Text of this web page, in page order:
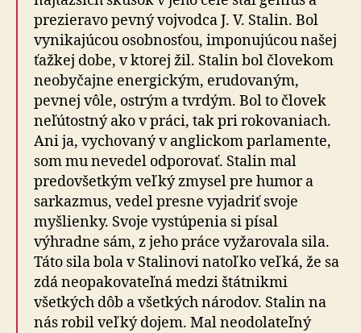
prezieravo pevný vojvodca J. V. Stalin. Bol
vynikajúcou osobnosťou, imponujúcou našej
ťažkej dobe, v ktorej žil. Stalin bol človekom
neobyčajne energickým, erudovaným,
pevnej vôle, ostrým a tvrdým. Bol to človek
neľútostný ako v práci, tak pri rokovaniach.
Ani ja, vychovaný v anglickom parlamente,
som mu nevedel odporovať. Stalin mal
predovšetkým veľký zmysel pre humor a
sarkazmus, vedel presne vyjadriť svoje
myšlienky. Svoje vystúpenia si písal
výhradne sám, z jeho práce vyžarovala sila.
Táto sila bola v Stalinovi natoľko veľká, že sa
zdá neopakovateľná medzi štátnikmi
všetkých dôb a všetkých národov. Stalin na
nás robil veľký dojem. Mal neodolateľný